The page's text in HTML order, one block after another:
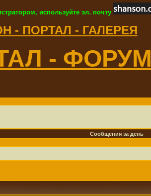
используйте эл. почту
- ПОРТАЛ - ГАЛЕРЕЯ
- ФОРУМ
Сообщения за день